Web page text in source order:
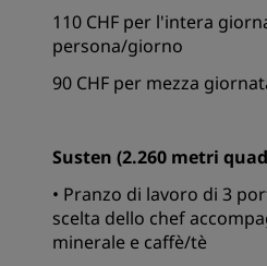
110 CHF per l'intera
persona/giorno
90 CHF per mezza
Susten (2.260 metri
• Pranzo di lavoro di 3
scelta dello chef
minerale e caffè/tè